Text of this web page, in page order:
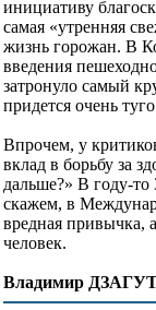
инициативу
самая «утренняя
жизнь горожан. В
введения
затронуло самый
придется очень
Впрочем, у
вклад в борьбу за
дальше?» В году-
скажем, в
вредная привычка,
человек.
Владимир